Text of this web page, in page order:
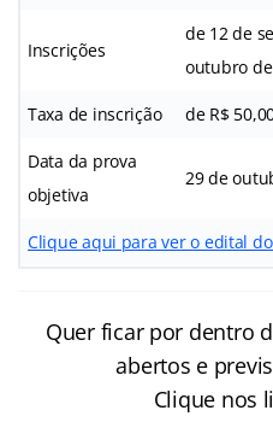
Inscrições
de 12 de
outubro
Taxa de inscrição de R$
Data da prova
objetiva
29 de
Clique aqui para ver o edital
Quer ficar por dentro
abertos e
Clique nos